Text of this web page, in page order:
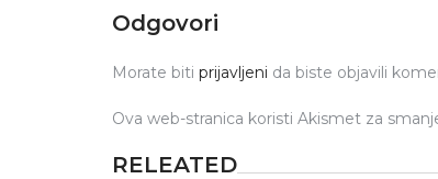
Odgovori
Morate biti prijavljeni da biste objavili
Ova web-stranica koristi Akismet za
RELEATED